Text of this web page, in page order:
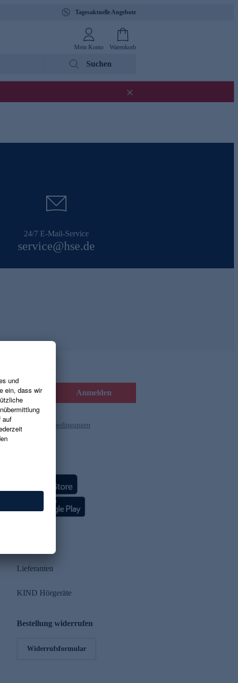
Tagesaktuelle Angebote
Mein Konto Warenkorb
Suchen
24/7 E-Mail-Service
service@hse.de
Anmelden
und die Gutscheinbedingungen
Lieferanten
KIND Hörgeräte
Bestellung widerrufen
Widerrufsformular